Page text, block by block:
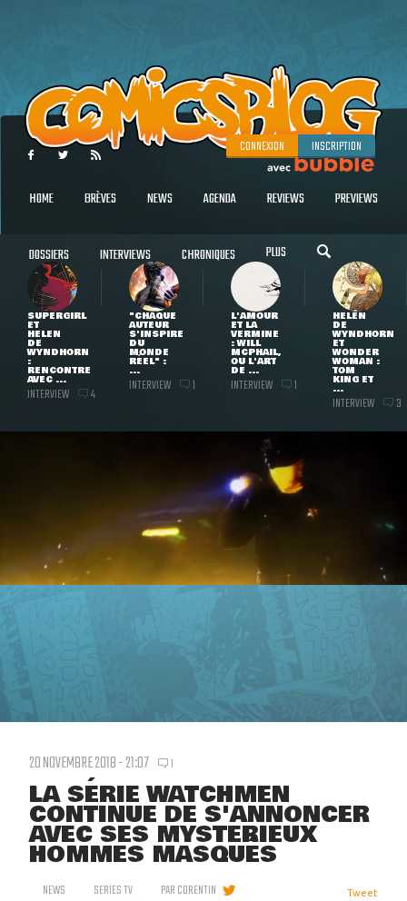
CONNEXION INSCRIPTION
HOME BRÈVES NEWS AGENDA REVIEWS PREVIEWS
DOSSIERS INTERVIEWS CHRONIQUES PLUS
SUPERGIRL
ET
HELEN
DE
WYNDHORN
:
RENCONTRE
AVEC ...
INTERVIEW 4
"CHAQUE
AUTEUR
S'INSPIRE
DU
MONDE
RÉEL" :
...
INTERVIEW 1
L'AMOUR
ET LA
VERMINE
: WILL
MCPHAIL,
OU L'ART
DE ...
INTERVIEW 1
HELEN
DE
WYNDHORN
ET
WONDER
WOMAN :
TOM
KING ET
...
INTERVIEW 3
20 NOVEMBRE 2018 - 21:07 1
LA SÉRIE WATCHMEN
CONTINUE DE S'ANNONCER
AVEC SES MYSTÉRIEUX
HOMMES MASQUÉS
NEWS SERIES TV PARCORENTIN Tweet